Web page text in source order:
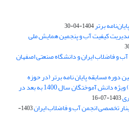
برتر1404-04-30
کیفیت آب و پنجمین همایش ملی
و فاضلاب ایران و دانشگاه صنعتی اصفهان
مسابقه پایان نامه برتر (در حوزه
علوم و مهندسی آب و فاضلاب) ویژه دانش آموختگان سال 1400 به بعد در
1403-07-16
تخصصی انجمن آب و فاضلاب ایران
1403-